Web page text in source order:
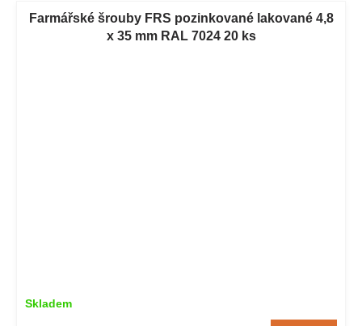
Farmářské šrouby FRS pozinkované lakované 4,8
x 35 mm RAL 7024 20 ks
Skladem